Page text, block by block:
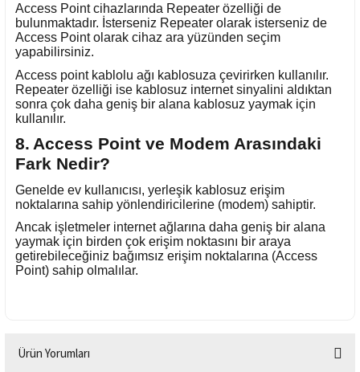
Access Point cihazlarında Repeater özelliği de
bulunmaktadır. İsterseniz Repeater olarak isterseniz de
Access Point olarak cihaz ara yüzünden seçim
yapabilirsiniz.
Access point kablolu ağı kablosuza çevirirken kullanılır.
Repeater özelliği ise kablosuz internet sinyalini aldıktan
sonra çok daha geniş bir alana kablosuz yaymak için
kullanılır.
8. Access Point ve Modem Arasındaki
Fark Nedir?
Genelde ev kullanıcısı, yerleşik kablosuz erişim
noktalarına sahip yönlendiricilerine (modem) sahiptir.
Ancak işletmeler internet ağlarına daha geniş bir alana
yaymak için birden çok erişim noktasını bir araya
getirebileceğiniz bağımsız erişim noktalarına (Access
Point) sahip olmalılar.
Ürün Yorumları